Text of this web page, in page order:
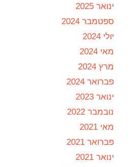
ינואר 2025
ספטמבר 2024
יולי 2024
מאי 2024
מרץ 2024
פברואר 2024
ינואר 2023
נובמבר 2022
מאי 2021
פברואר 2021
ינואר 2021